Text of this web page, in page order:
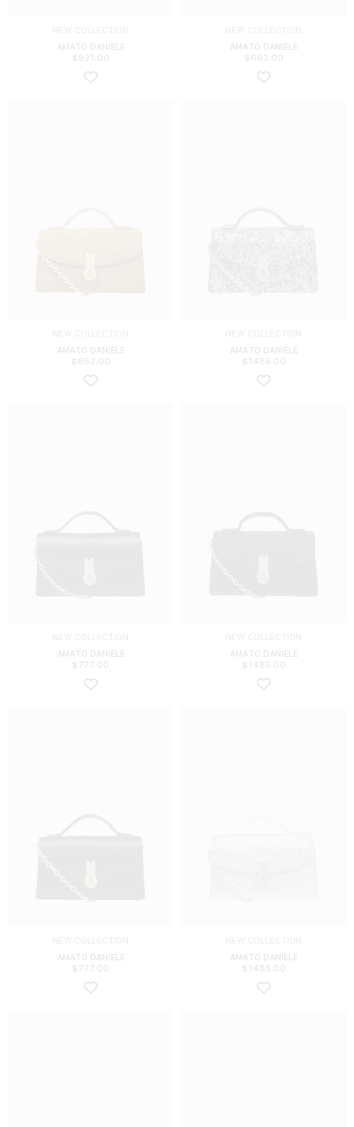
AMATO DANIELE
$ 921.00
AMATO DANIELE
$ 662.00
AMATO DANIELE
$ 662.00
AMATO DANIELE
$ 1485.00
AMATO DANIELE
$ 777.00
AMATO DANIELE
$ 1485.00
AMATO DANIELE
$ 777.00
AMATO DANIELE
$ 1485.00